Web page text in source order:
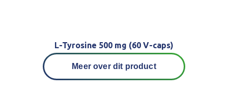
L-Tyrosine 500 mg (60 V-caps)
Meer over dit product